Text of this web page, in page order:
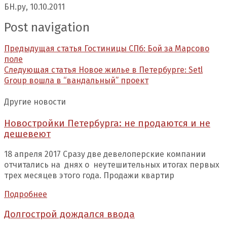
БН.ру, 10.10.2011
Post navigation
Предыдущая статья Гостиницы СПб: Бой за Марсово
поле
Следующая статья Новое жилье в Петербурге: Setl
Group вошла в “вандальный” проект
Другие новости
Новостройки Петербурга: не продаются и не
дешевеют
18 апреля 2017 Сразу две девелоперские компании
отчитались на днях о неутешительных итогах первых
трех месяцев этого года. Продажи квартир
Подробнее
Долгострой дождался ввода